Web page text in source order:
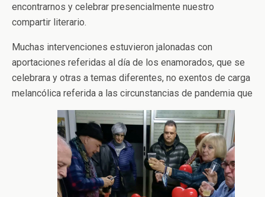
encontrarnos y celebrar presencialmente nuestro
compartir literario.
Muchas intervenciones estuvieron jalonadas con
aportaciones referidas al día de los enamorados, que se
celebrara y otras a temas diferentes, no exentos de carga
melancólica referida a las circunstancias de pandemia que